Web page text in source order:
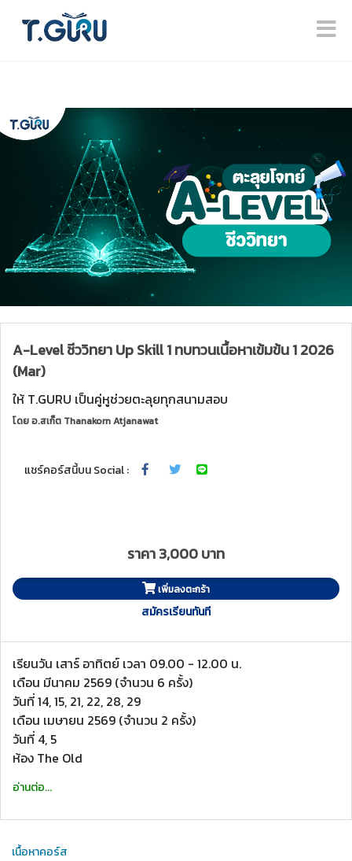
A-Level ชีววิทยา Up Skill 1 ทบทวนเนื้อหาเข้มข้น 1 2026
(Mar)
ให้ T.GURU เป็นคู่หูช่วยตะลุยทุกสนามสอบ
โดยอ.สเก็ต Thanakorn Atjanawat
แชร์คอร์สนี้บน Social :
ราคา 3,000 บาท
เพิ่มลงตะกร้า
สมัครเรียนทันที
เรียนวัน เสาร์ อาทิตย์ เวลา 09.00 - 12.00 น.
เดือน มีนาคม 2569 (จำนวน 6 ครั้ง)
วันที่ 14, 15, 21, 22, 28, 29
เดือน เมษายน 2569 (จำนวน 2 ครั้ง)
วันที่ 4, 5
ห้อง The Old
อ่านต่อ...
เนื้อหาคอร์ส